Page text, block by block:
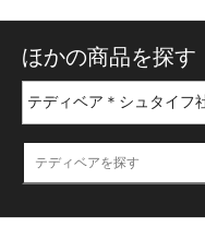
ほかの商品を探す